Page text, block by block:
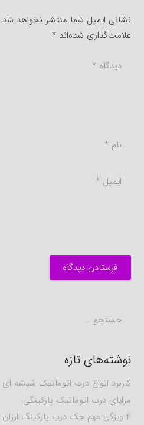
نشانی ایمیل شما منتشر نخواهد شد.
علامت‌گذاری شده‌اند*
فرستادن دیدگاه
برای:
نوشته‌های تازه
کاربرد انواع درب اتوماتیک شیشه ای
مزایای درب اتوماتیک پارکینگی
4 ویژگی مهم جک درب پارکینگ ارزان و مناسب